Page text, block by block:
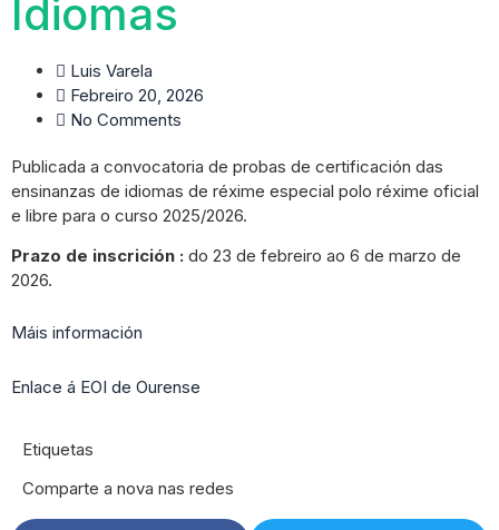
Idiomas
Luis Varela
Febreiro 20, 2026
No Comments
Publicada a convocatoria de probas de certificación das
ensinanzas de idiomas de réxime especial polo réxime oficial
e libre para o curso 2025/2026.
Prazo de inscrición : do 23 de febreiro ao 6 de marzo de
2026.
Máis información
Enlace á EOI de Ourense
Etiquetas
Comparte a nova nas redes